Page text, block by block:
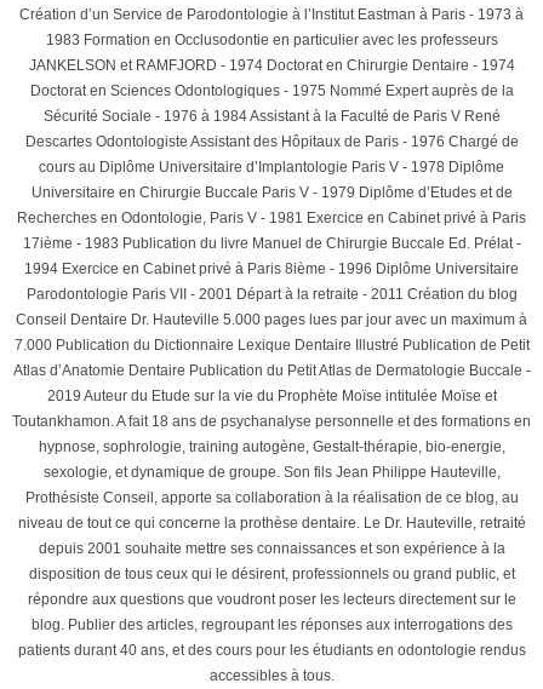
Création d’un Service de Parodontologie à l’Institut Eastman à Paris - 1973 à
1983 Formation en Occlusodontie en particulier avec les professeurs
JANKELSON et RAMFJORD - 1974 Doctorat en Chirurgie Dentaire - 1974
Doctorat en Sciences Odontologiques - 1975 Nommé Expert auprès de la
Sécurité Sociale - 1976 à 1984 Assistant à la Faculté de Paris V René
Descartes Odontologiste Assistant des Hôpitaux de Paris - 1976 Chargé de
cours au Diplôme Universitaire d’Implantologie Paris V - 1978 Diplôme
Universitaire en Chirurgie Buccale Paris V - 1979 Diplôme d’Etudes et de
Recherches en Odontologie, Paris V - 1981 Exercice en Cabinet privé à Paris
17ième - 1983 Publication du livre Manuel de Chirurgie Buccale Ed. Prélat -
1994 Exercice en Cabinet privé à Paris 8ième - 1996 Diplôme Universitaire
Parodontologie Paris VII - 2001 Départ à la retraite - 2011 Création du blog
Conseil Dentaire Dr. Hauteville 5.000 pages lues par jour avec un maximum à
7.000 Publication du Dictionnaire Lexique Dentaire Illustré Publication de Petit
Atlas d’Anatomie Dentaire Publication du Petit Atlas de Dermatologie Buccale -
2019 Auteur du Etude sur la vie du Prophète Moïse intitulée Moïse et
Toutankhamon. A fait 18 ans de psychanalyse personnelle et des formations en
hypnose, sophrologie, training autogène, Gestalt-thérapie, bio-energie,
sexologie, et dynamique de groupe. Son fils Jean Philippe Hauteville,
Prothésiste Conseil, apporte sa collaboration à la réalisation de ce blog, au
niveau de tout ce qui concerne la prothèse dentaire. Le Dr. Hauteville, retraité
depuis 2001 souhaite mettre ses connaissances et son expérience à la
disposition de tous ceux qui le désirent, professionnels ou grand public, et
répondre aux questions que voudront poser les lecteurs directement sur le
blog. Publier des articles, regroupant les réponses aux interrogations des
patients durant 40 ans, et des cours pour les étudiants en odontologie rendus
accessibles à tous.